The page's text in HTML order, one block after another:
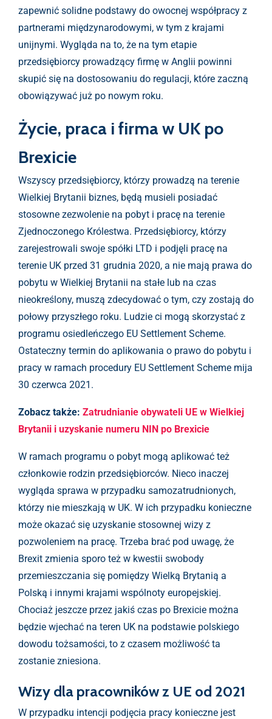
zapewnić solidne podstawy do owocnej współpracy z
partnerami międzynarodowymi, w tym z krajami
unijnymi. Wygląda na to, że na tym etapie
przedsiębiorcy prowadzący firmę w Anglii powinni
skupić się na dostosowaniu do regulacji, które zaczną
obowiązywać już po nowym roku.
Życie, praca i firma w UK po
Brexicie
Wszyscy przedsiębiorcy, którzy prowadzą na terenie
Wielkiej Brytanii biznes, będą musieli posiadać
stosowne zezwolenie na pobyt i pracę na terenie
Zjednoczonego Królestwa. Przedsiębiorcy, którzy
zarejestrowali swoje spółki LTD i podjęli pracę na
terenie UK przed 31 grudnia 2020, a nie mają prawa do
pobytu w Wielkiej Brytanii na stałe lub na czas
nieokreślony, muszą zdecydować o tym, czy zostają do
połowy przyszłego roku. Ludzie ci mogą skorzystać z
programu osiedleńczego EU Settlement Scheme.
Ostateczny termin do aplikowania o prawo do pobytu i
pracy w ramach procedury EU Settlement Scheme mija
30 czerwca 2021.
Zobacz także: Zatrudnianie obywateli UE w Wielkiej
Brytanii i uzyskanie numeru NIN po Brexicie
W ramach programu o pobyt mogą aplikować też
członkowie rodzin przedsiębiorców. Nieco inaczej
wygląda sprawa w przypadku samozatrudnionych,
którzy nie mieszkają w UK. W ich przypadku konieczne
może okazać się uzyskanie stosownej wizy z
pozwoleniem na pracę. Trzeba brać pod uwagę, że
Brexit zmienia sporo też w kwestii swobody
przemieszczania się pomiędzy Wielką Brytanią a
Polską i innymi krajami wspólnoty europejskiej.
Chociaż jeszcze przez jakiś czas po Brexicie można
będzie wjechać na teren UK na podstawie polskiego
dowodu tożsamości, to z czasem możliwość ta
zostanie zniesiona.
Wizy dla pracowników z UE od 2021
W przypadku intencji podjęcia pracy konieczne jest